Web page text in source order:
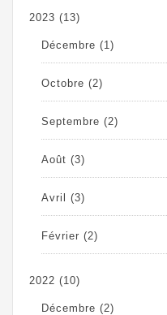
2023 (13)
Décembre (1)
Octobre (2)
Septembre (2)
Août (3)
Avril (3)
Février (2)
2022 (10)
Décembre (2)